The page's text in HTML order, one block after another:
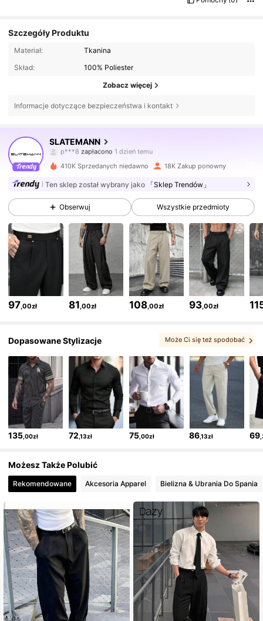
Szczegóły Produktu
Materiał:
Tkanina
Skład:
100% Poliester
Zobacz więcej
Informacje dotyczące bezpieczeństwa i kontakt
SLATEMANN
p***8zapłacono
g***3 zaobserwował(-a)10 minut(y) temu
25K Obserwujący
25K Obserwujący
4,68 25K Obserwujący
25K Obserwujący
4,68 25K Obserwujący
4,68 25K Obserwujący
4,68 25K Obserwujący
410K Sprzedanych niedawno 18K Zakup ponowny
Ten sklep został wybrany jako 「Sklep Trendów」
Obserwuj Wszystkie przedmioty
97 ,00zł 81 ,00zł 108,00zł 93 ,00zł
Dopasowane Stylizacje
Może Ci się też spodobać
135 ,00zł 72 ,13zł 75,00zł 86,13zł 69
Możesz Także Polubić
Rekomendowane Akcesoria Apparel Bielizna & Ubrania Do Spania